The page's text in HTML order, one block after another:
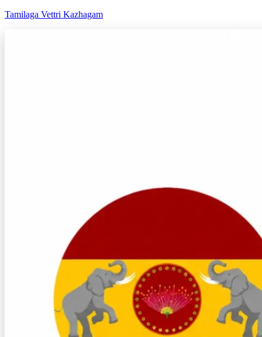
Tamilaga Vettri Kazhagam